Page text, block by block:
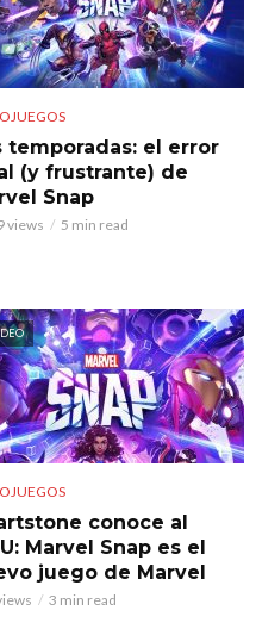
temporadas: el error
(y frustrante) de
Snap
views 5 min read
conoce al
Marvel Snap es el
juego de Marvel
3 min read